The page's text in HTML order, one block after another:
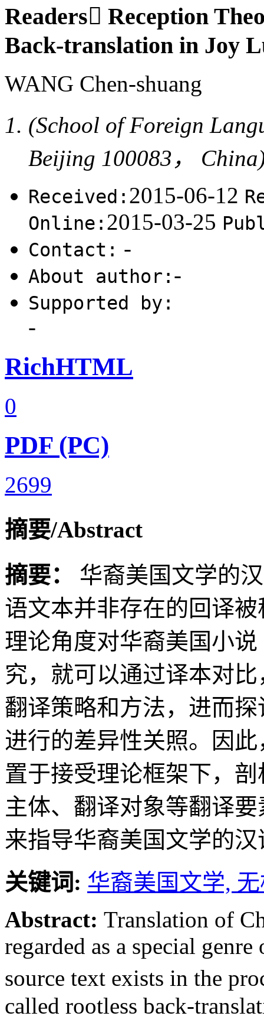
Readers Reception
Back-translation in Joy
WANG Chen-shuang
(School of Foreign
Beijing 100083，
Received: 2015-06-12
Online: 2015-03-25
Contact: -
About author: -
Supported by:
-
RichHTML
0
PDF (PC)
2699
摘要/Abstract
摘要： 华裔美国文学的
语文本并非存在的回译
理论角度对华裔美国小
究，就可以通过译本对
翻译策略和方法，进而
进行的差异性关照。因
置于接受理论框架下，
主体、翻译对象等翻译
来指导华裔美国文学的
关键词: 华裔美国文学,
Abstract: Translation of
regarded as a special
source text exists in the
called rootless back-